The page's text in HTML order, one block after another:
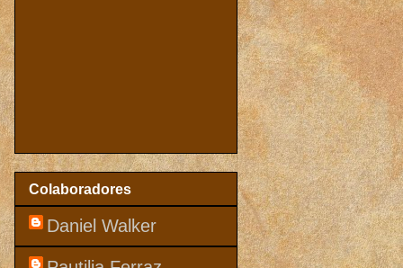
Colaboradores
Daniel Walker